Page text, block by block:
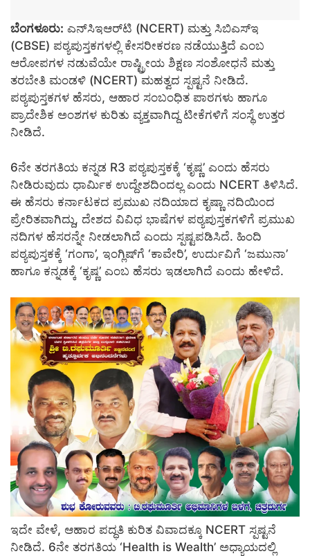
ಬೆಂಗಳೂರು: ಎನ್‌ಸಿಇಆರ್‌ಟಿ (NCERT) ಮತ್ತು ಸಿಬಿಎಸ್‌ಇ
(CBSE) ಪಠ್ಯಪುಸ್ತಕಗಳಲ್ಲಿ ಕೇಸರೀಕರಣ ನಡೆಯುತ್ತಿದೆ ಎಂಬ
ಆರೋಪಗಳ ನಡುವೆಯೇ ರಾಷ್ಟ್ರೀಯ ಶಿಕ್ಷಣ ಸಂಶೋಧನೆ ಮತ್ತು
ತರಬೇತಿ ಮಂಡಳಿ (NCERT) ಮಹತ್ವದ ಸ್ಪಷ್ಟನೆ ನೀಡಿದೆ.
ಪಠ್ಯಪುಸ್ತಕಗಳ ಹೆಸರು, ಆಹಾರ ಸಂಬಂಧಿತ ಪಾಠಗಳು ಹಾಗೂ
ಪ್ರಾದೇಶಿಕ ಅಂಶಗಳ ಕುರಿತು ವ್ಯಕ್ತವಾಗಿದ್ದ ಟೀಕೆಗಳಿಗೆ ಸಂಸ್ಥೆ ಉತ್ತರ
ನೀಡಿದೆ.
6ನೇ ತರಗತಿಯ ಕನ್ನಡ R3 ಪಠ್ಯಪುಸ್ತಕಕ್ಕೆ ‘ಕೃಷ್ಣ’ ಎಂದು ಹೆಸರು
ನೀಡಿರುವುದು ಧಾರ್ಮಿಕ ಉದ್ದೇಶದಿಂದಲ್ಲ ಎಂದು NCERT ತಿಳಿಸಿದೆ.
ಈ ಹೆಸರು ಕರ್ನಾಟಕದ ಪ್ರಮುಖ ನದಿಯಾದ ಕೃಷ್ಣಾ ನದಿಯಿಂದ
ಪ್ರೇರಿತವಾಗಿದ್ದು, ದೇಶದ ವಿವಿಧ ಭಾಷೆಗಳ ಪಠ್ಯಪುಸ್ತಕಗಳಿಗೆ ಪ್ರಮುಖ
ನದಿಗಳ ಹೆಸರನ್ನೇ ನೀಡಲಾಗಿದೆ ಎಂದು ಸ್ಪಷ್ಟಪಡಿಸಿದೆ. ಹಿಂದಿ
ಪಠ್ಯಪುಸ್ತಕಕ್ಕೆ ‘ಗಂಗಾ’, ಇಂಗ್ಲಿಷ್‌ಗೆ ‘ಕಾವೇರಿ’, ಉರ್ದುವಿಗೆ ‘ಜಮುನಾ’
ಹಾಗೂ ಕನ್ನಡಕ್ಕೆ ‘ಕೃಷ್ಣ’ ಎಂಬ ಹೆಸರು ಇಡಲಾಗಿದೆ ಎಂದು ಹೇಳಿದೆ.
ಇದೇ ವೇಳೆ, ಆಹಾರ ಪದ್ಧತಿ ಕುರಿತ ವಿವಾದಕ್ಕೂ NCERT ಸ್ಪಷ್ಟನೆ
ನೀಡಿದೆ. 6ನೇ ತರಗತಿಯ ‘Health is Wealth’ ಅಧ್ಯಾಯದಲ್ಲಿ